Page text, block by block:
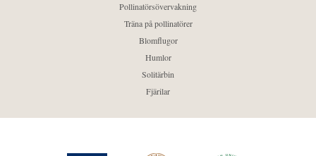
Pollinatörsövervakning
Träna på pollinatörer
Blomflugor
Humlor
Solitärbin
Fjärilar